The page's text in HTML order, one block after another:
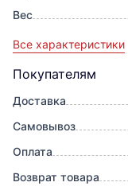
Вес
Все характеристики
Покупателям
Доставка
Самовывоз
Оплата
Возврат товара